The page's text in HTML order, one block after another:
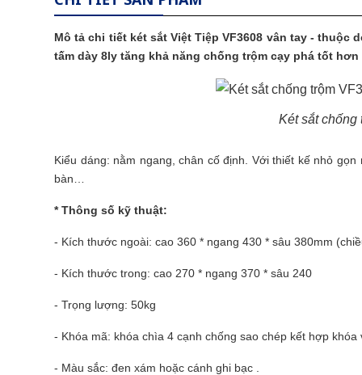
Mô tả chi tiết két sắt Việt Tiệp VF3608 vân tay - thuộc
tấm dày 8ly tăng khả năng chống trộm cạy phá tốt hơn
Két sắt chống
Kiểu dáng: nằm ngang, chân cố định. Với thiết kế nhỏ
bàn…
* Thông số kỹ thuật:
- Kích thước ngoài: cao 360 * ngang 430 * sâu 380mm
- Kích thước trong: cao 270 * ngang 370 * sâu 240
- Trọng lượng: 50kg
- Khóa mã: khóa chìa 4 cạnh chống sao chép kết hợp
- Màu sắc: đen xám hoặc cánh ghi bạc .